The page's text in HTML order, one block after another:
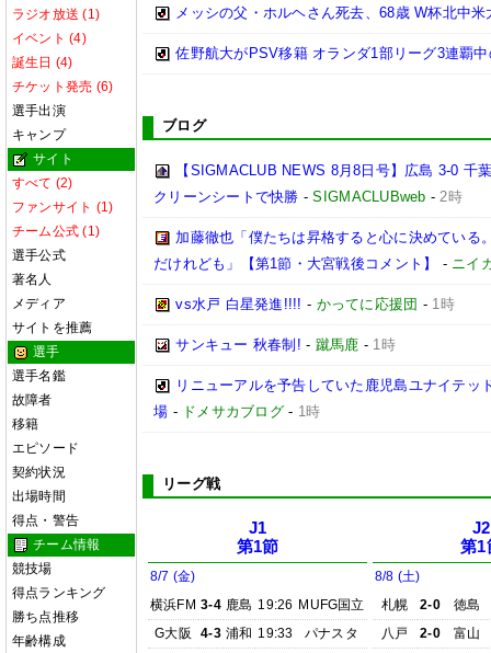
ラジオ放送 (1)
イベント (4)
誕生日 (4)
チケット発売 (6)
選手出演
キャンプ
サイト
すべて (2)
ファンサイト (1)
チーム公式 (1)
選手公式
著名人
メディア
サイトを推薦
選手
選手名鑑
故障者
移籍
エピソード
契約状況
出場時間
得点・警告
チーム情報
競技場
得点ランキング
勝ち点推移
年齢構成
メッシの父・ホルヘさん死去、68歳 W杯北中
佐野航大がPSV移籍 オランダ1部リーグ3連覇
ブログ
【SIGMACLUB NEWS 8月8日号】広島 3-0
クリーンシートで快勝 -SIGMACLUBweb -2時
加藤徹也「僕たちは昇格すると心に決めてい
だけれども」【第1節・大宮戦後コメント】
- ニイ
vs水戸 白星発進!!!! - かってに応援団 - 1時
サンキュー 秋春制! - 蹴馬鹿 - 1時
リニューアルを予告していた鹿児島ユナイテッ
場 - ドメサカブログ- 1時
リーグ戦
J1
第1節
8/7 (金)
横浜FM 3-4 鹿島 19:26 MUFG国立
G大阪
4-3 浦和 19:33
パナスタ
J2
第1
8/8 (土)
札幌
2-0
徳島
八戸
2-0
富山